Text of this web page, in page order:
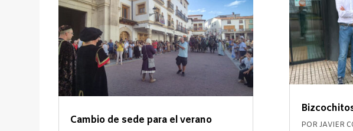
Cambio de sede para el verano POR JAVIER